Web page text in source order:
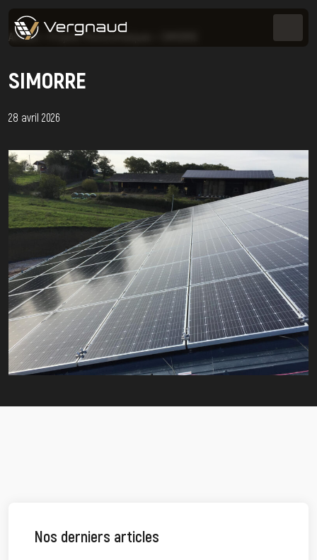
Accueil Projets Photovoltaïques
SIMORRE
28 avril 2026
Nos derniers articles